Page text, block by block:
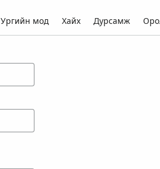
Ургийн мод Хайх Дурсамж